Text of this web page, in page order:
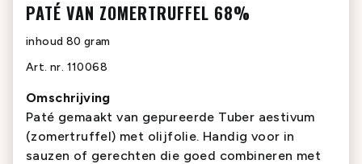
PATÉ VAN ZOMERTRUFFEL 68%
inhoud 80 gram
Art. nr. 110068
Omschrijving
Paté gemaakt van gepureerde Tuber aestivum
(zomertruffel) met olijfolie. Handig voor in
sauzen of gerechten die goed combineren met